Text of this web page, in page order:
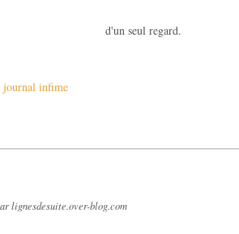
d'un seul regard.
infime
lignesdesuite.over-blog.com